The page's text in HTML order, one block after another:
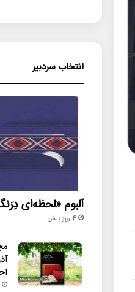
انتخاب سردبیر
آلبوم «لحظه‌ای
4 روز پیش